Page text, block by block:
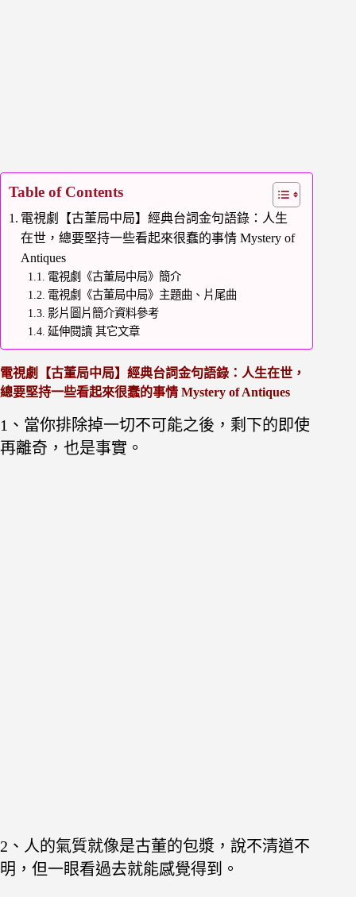
Table of Contents
電視劇【古董局中局】經典台詞金句語錄：人生
在世，總要堅持一些看起來很蠢的事情 Mystery of
Antiques
電視劇《古董局中局》簡介
電視劇《古董局中局》主題曲、片尾曲
影片圖片簡介資料參考
延伸閱讀 其它文章
電視劇【古董局中局】經典台詞金句語錄：人生在世，
總要堅持一些看起來很蠢的事情 Mystery of Antiques
1、當你排除掉一切不可能之後，剩下的即使
再離奇，也是事實。
2、人的氣質就像是古董的包漿，說不清道不
明，但一眼看過去就能感覺得到。